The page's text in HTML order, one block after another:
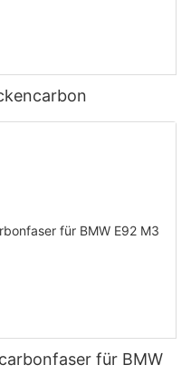
für BMW